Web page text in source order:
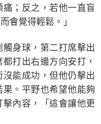
；反之，若他一直盲
會覺得輕鬆。」
身球，第二打席擊出
打出右邊方向安打，
能成功，但他仍擊出
。平野也希望他能夠
內容，「這會讓他更